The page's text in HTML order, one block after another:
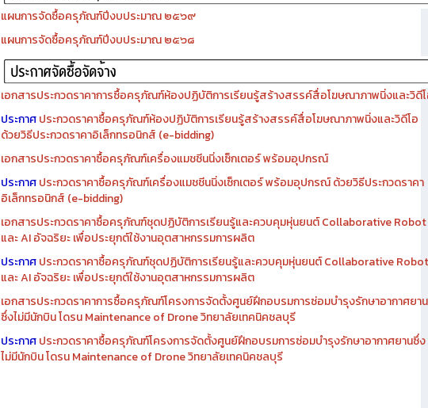
ประกาศมาตรการลดการใช้พลังงานเพื่อรองรับสถานการณ์วิกฤตการณ์ภูมิภาค
ตะวันออกกลาง
แผนการจัดซื้อครุภัณฑ์ปีงบประมาณ ๒๕๖๙
แผนการจัดซื้อครุภัณฑ์ปีงบประมาณ ๒๕๖๘
เอกสารประกวดราคาการซื้อครุภัณฑ์ห้องปฏิบัติการเรียนรู้สร้างสรรค์สื่อโฆษณาภาพนิ่งและวิดีโอ
ประกาศประกวดราคาซื้อครุภัณฑ์ห้องปฏิบัติการเรียนรู้สร้างสรรค์สื่อโฆษณาภาพนิ่งและวิดีโอ
ด้วยวิธีประกวดราคาอิเล็กทรอนิกส์ (e-bidding)
เอกสารประกวดราคาซื้อครุภัณฑ์เครื่องแมชชีนนิ่งเซ็กเตอร์ พร้อมอุปกรณ์
ประกาศประกวดราคาซื้อครุภัณฑ์เครื่องแมชชีนนิ่งเซ็กเตอร์ พร้อมอุปกรณ์ ด้วยวิธีประกวดราคา
อิเล็กทรอนิกส์ (e-bidding)
เอกสารประกวดราคาซื้อครุภัณฑ์ชุดปฏิบัติการเรียนรู้และควบคุมหุ่นยนต์ Collaborative Robot
และ AI อัจฉริยะ เพื่อประยุกต์ใช้งานอุตสาหกรรมการผลิต
ประกาศประกวดราคาซื้อครุภัณฑ์ชุดปฏิบัติการเรียนรู้และควบคุมหุ่นยนต์ Collaborative Robot
และ AI อัจฉริยะ เพื่อประยุกต์ใช้งานอุตสาหกรรมการผลิต
เอกสารประกวดราคาการซื้อครุภัณฑ์โครงการจัดตั้งศูนย์ฝึกอบรมการซ่อมบำรุงรักษาอากาศยาน